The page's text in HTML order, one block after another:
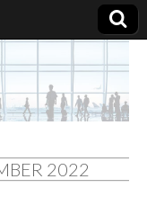
2022